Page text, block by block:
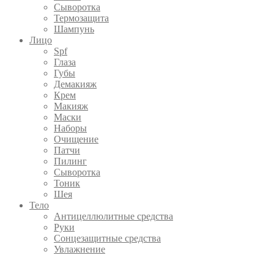
Сыворотка
Термозащита
Шампунь
Лицо
Spf
Глаза
Губы
Демакияж
Крем
Макияж
Маски
Наборы
Очищение
Патчи
Пилинг
Сыворотка
Тоник
Шея
Тело
Антицеллюлитные средства
Руки
Сонцезащитные средства
Увлажнение